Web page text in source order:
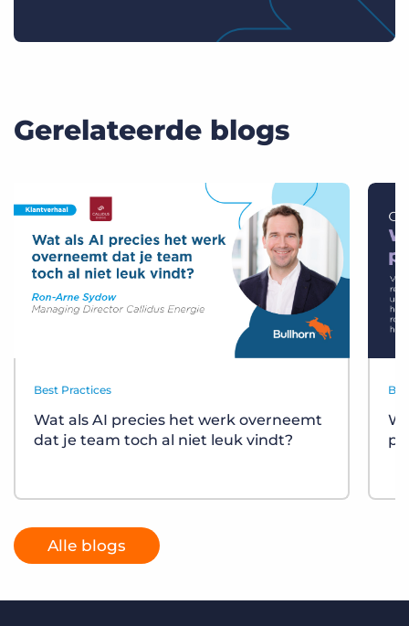
Gerelateerde blogs
Best Practices
Wat als AI precies het werk overneemt
dat je team toch al niet leuk vindt?
Alle blogs